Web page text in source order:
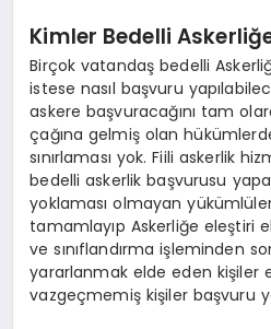
Kimler Bedelli
Birçok vatandaş bedelli
istese nasıl başvuru
askere başvuracağını tam
çağına gelmiş olan
sınırlaması yok. Fiili askerlik
bedelli askerlik başvurusu
yoklaması olmayan
tamamlayıp Askerliğe eleştiri
ve sınıflandırma işleminden
yararlanmak elde eden kişiler
vazgeçmemiş kişiler başvuru